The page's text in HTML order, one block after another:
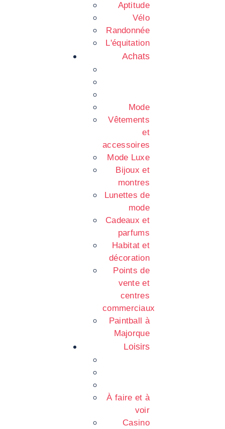
Aptitude
Vélo
Randonnée
L'équitation
Achats
Mode
Vêtements
et
accessoires
Mode Luxe
Bijoux et
montres
Lunettes de
mode
Cadeaux et
parfums
Habitat et
décoration
Points de
vente et
centres
commerciaux
Paintball à
Majorque
Loisirs
À faire et à
voir
Casino